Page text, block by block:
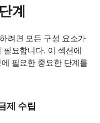
계
려면 모든 구성 요소가
요합니다. 이 섹션에
필요한 중요한 단계를
제 수립